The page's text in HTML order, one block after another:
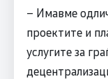
– Имавме
проектите и
услугите за